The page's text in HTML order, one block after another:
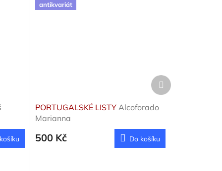
antikvariát
PORTUGALSKÉ LISTY Alcoforado
Marianna
500 Kč Do košíku
Další
produkt